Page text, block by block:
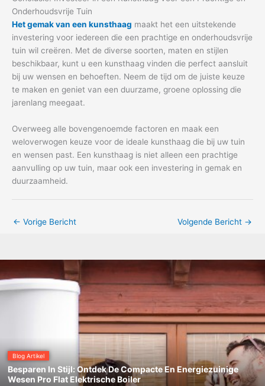
Onderhoudsvrije Tuin
Het gemak van een kunsthaag maakt het een uitstekende
investering voor iedereen die een prachtige en onderhoudsvrije
tuin wil creëren. Met de diverse soorten, maten en stijlen
beschikbaar, kunt u een kunsthaag vinden die perfect aansluit
bij uw wensen en behoeften. Neem de tijd om de juiste keuze
te maken en geniet van een duurzame, groene oplossing die
jarenlang meegaat.
Overweeg alle bovengenoemde factoren en maak een
weloverwogen keuze voor de ideale kunsthaag die bij uw tuin
en wensen past. Een kunsthaag is niet alleen een prachtige
aanvulling op uw tuin, maar ook een investering in gemak en
duurzaamheid.
← Vorige Bericht Volgende Bericht →
Blog Artikel
Besparen In Stijl: Ontdek De Compacte En Energiezuinige
Wesen Pro Flat Elektrische Boiler